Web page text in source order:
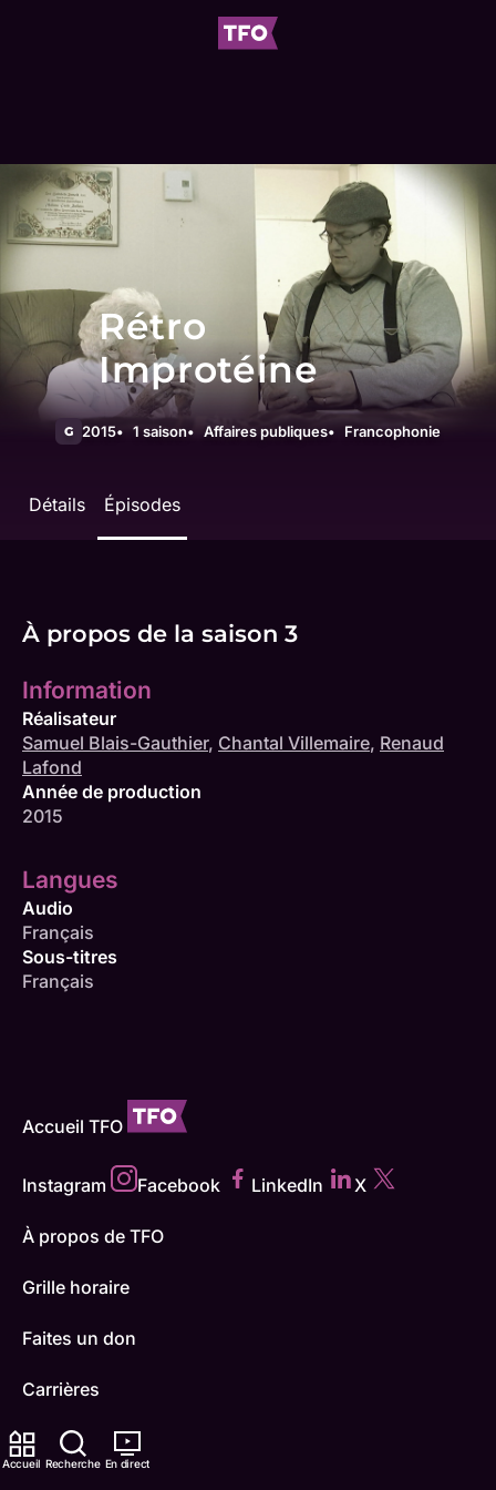
Accueil Recherche En direct
Rétro
Improtéine
G 2015 1 saison Affaires publiques Francophonie
Détails Épisodes
À propos de la saison 3
Information
Réalisateur
Samuel Blais-Gauthier, Chantal Villemaire, Renaud
Lafond
Année de production
2015
Langues
Audio
Français
Sous-titres
Français
Accueil TFO
Instagram Facebook LinkedIn X
À propos de TFO
Grille horaire
Faites un don
Carrières
TFO Apprendre à la maison